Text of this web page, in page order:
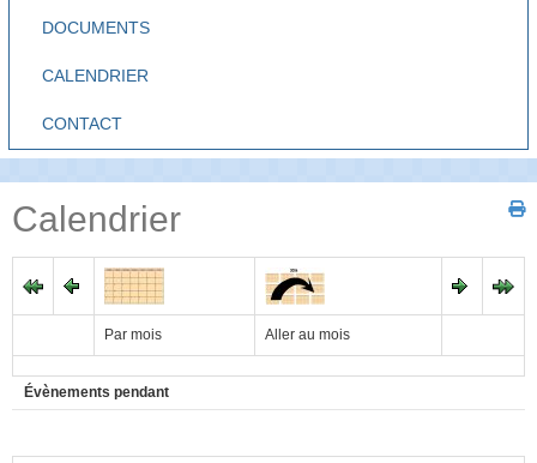
DOCUMENTS
CALENDRIER
CONTACT
Calendrier
Par mois Aller au mois
Évènements pendant